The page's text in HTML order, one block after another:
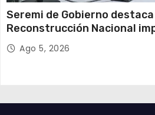
Seremi de Gobierno destaca
Reconstrucción Nacional
y el empleo en Tarapacá
Ago 5, 2026